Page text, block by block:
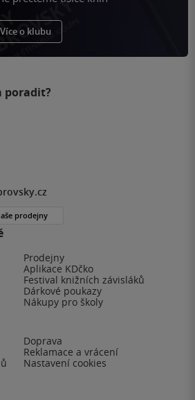
Více o klubu
Prodejny
Aplikace KDčko
Festival knižních závisláků
Dárkové poukazy
Nákupy pro školy
Doprava
Reklamace a vrácení
Nastavení cookies
poradit?
prodejny